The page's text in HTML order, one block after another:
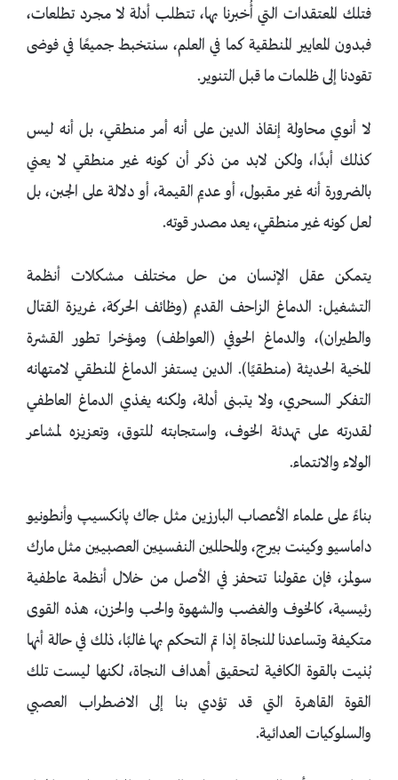
فتلك المعتقدات التي أُخبرنا بها، تتطلب أدلة لا مجرد تطلعات،
فبدون المعايير المنطقية كما في العلم، سنتخبط جميعًا في فوضى
تقودنا إلى ظلمات ما قبل التنوير.
لا أنوي محاولة إنقاذ الدين على أنه أمر منطقي، بل أنه ليس
كذلك أبدًا، ولكن لابد من ذكر أن كونه غير منطقي لا يعني
بالضرورة أنه غير مقبول، أو عديم القيمة، أو دلالة على الجبن، بل
لعل كونه غير منطقي، يعد مصدر قوته.
يتمكن عقل الإنسان من حل مختلف مشكلات أنظمة
التشغيل: الدماغ الزاحف القديم (وظائف الحركة، غريزة القتال
والطيران)، والدماغ الحوفي (العواطف) ومؤخرا تطور القشرة
المخية الحديثة (منطقيًا). الدين يستفز الدماغ المنطقي لامتهانه
التفكر السحري، ولا يتبنى أدلة، ولكنه يغذي الدماغ العاطفي
لقدرته على تهدئة الخوف، واستجابته للتوق، وتعزيزه لمشاعر
الولاء والانتماء.
بناءً على علماء الأعصاب البارزين مثل جاك پانكسيپ وأنطونيو
داماسيو وكينت بيرج، والمحللين النفسيين العصبيين مثل مارك
سولمز، فإن عقولنا تتحفز في الأصل من خلال أنظمة عاطفية
رئيسية، كالخوف والغضب والشهوة والحب والحزن، هذه القوى
متكيفة وتساعدنا للنجاة إذا تم التحكم بها غالبًا، ذلك في حالة أنها
بُنيت بالقوة الكافية لتحقيق أهداف النجاة، لكنها ليست تلك
القوة القاهرة التي قد تؤدي بنا إلى الاضطراب العصبي
والسلوكيات العدائية.